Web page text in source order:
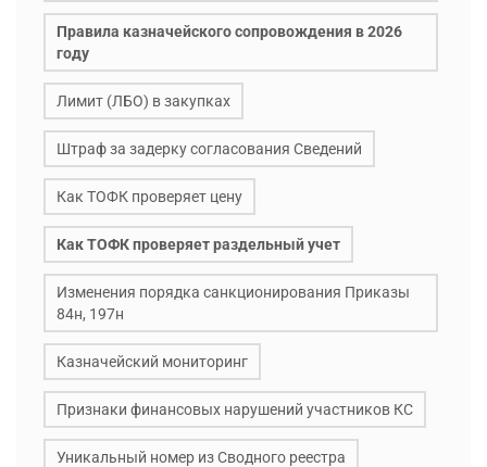
Правила казначейского сопровождения в 2026
году
Лимит (ЛБО) в закупках
Штраф за задерку согласования Сведений
Как ТОФК проверяет цену
Как ТОФК проверяет раздельный учет
Изменения порядка санкционирования Приказы
84н, 197н
Казначейский мониторинг
Признаки финансовых нарушений участников КС
Уникальный номер из Сводного реестра